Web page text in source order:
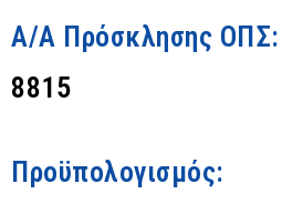
Α/Α Πρόσκλησης ΟΠΣ:
8815
Προϋπολογισμός: